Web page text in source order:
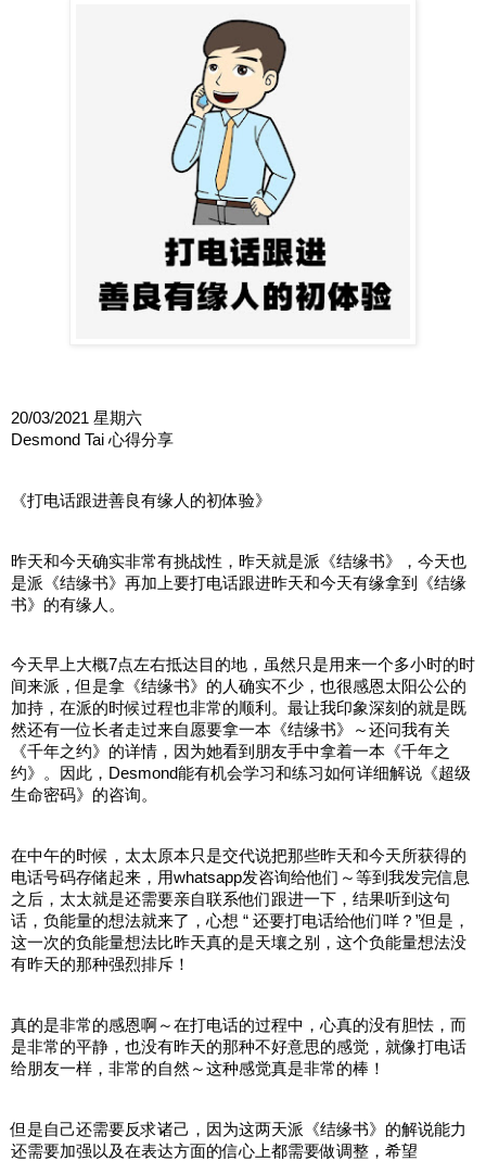
20/03/2021 星期六
Desmond Tai 心得分享
《打电话跟进善良有缘人的初体验》
昨天和今天确实非常有挑战性，昨天就是派《结缘书》，今天也
是派《结缘书》再加上要打电话跟进昨天和今天有缘拿到《结缘
书》的有缘人。
今天早上大概7点左右抵达目的地，虽然只是用来一个多小时的时
间来派，但是拿《结缘书》的人确实不少，也很感恩太阳公公的
加持，在派的时候过程也非常的顺利。最让我印象深刻的就是既
然还有一位长者走过来自愿要拿一本《结缘书》～还问我有关
《千年之约》的详情，因为她看到朋友手中拿着一本《千年之
约》。因此，Desmond能有机会学习和练习如何详细解说《超级
生命密码》的咨询。
在中午的时候，太太原本只是交代说把那些昨天和今天所获得的
电话号码存储起来，用whatsapp发咨询给他们～等到我发完信息
之后，太太就是还需要亲自联系他们跟进一下，结果听到这句
话，负能量的想法就来了，心想 “ 还要打电话给他们咩？”但是，
这一次的负能量想法比昨天真的是天壤之别，这个负能量想法没
有昨天的那种强烈排斥！
真的是非常的感恩啊～在打电话的过程中，心真的没有胆怯，而
是非常的平静，也没有昨天的那种不好意思的感觉，就像打电话
给朋友一样，非常的自然～这种感觉真是非常的棒！
但是自己还需要反求诸己，因为这两天派《结缘书》的解说能力
还需要加强以及在表达方面的信心上都需要做调整，希望